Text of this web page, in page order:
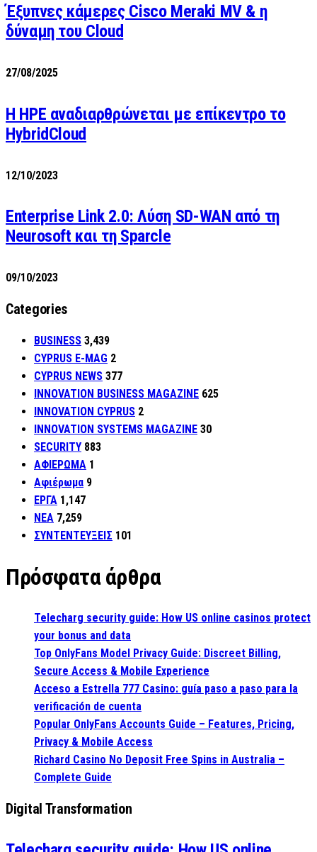
Έξυπνες κάμερες Cisco Meraki MV & η
δύναμη του Cloud
27/08/2025
H HPE αναδιαρθρώνεται με επίκεντρο το
HybridCloud
12/10/2023
Enterprise Link 2.0: Λύση SD-WAN από τη
Neurosoft και τη Sparcle
09/10/2023
Categories
BUSINESS 3,439
CYPRUS E-MAG 2
CYPRUS NEWS 377
INNOVATION BUSINESS MAGAZINE 625
INNOVATION CYPRUS 2
INNOVATION SYSTEMS MAGAZINE 30
SECURITY 883
ΑΦΙΕΡΩΜΑ 1
Αφιέρωμα 9
ΕΡΓΑ 1,147
ΝΕΑ 7,259
ΣΥΝΤΕΝΤΕΥΞΕΙΣ 101
Πρόσφατα άρθρα
Telecharg security guide: How US online casinos protect
your bonus and data
Top OnlyFans Model Privacy Guide: Discreet Billing,
Secure Access & Mobile Experience
Acceso a Estrella 777 Casino: guía paso a paso para la
verificación de cuenta
Popular OnlyFans Accounts Guide – Features, Pricing,
Privacy & Mobile Access
Richard Casino No Deposit Free Spins in Australia –
Complete Guide
Digital Transformation